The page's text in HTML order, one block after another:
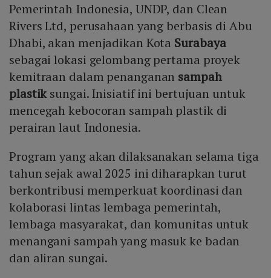
Pemerintah Indonesia, UNDP, dan Clean
Rivers Ltd, perusahaan yang berbasis di Abu
Dhabi, akan menjadikan Kota Surabaya
sebagai lokasi gelombang pertama proyek
kemitraan dalam penanganan sampah
plastiksungai. Inisiatif ini bertujuan untuk
mencegah kebocoran sampah plastik di
perairan laut Indonesia.
Program yang akan dilaksanakan selama tiga
tahun sejak awal 2025 ini diharapkan turut
berkontribusi memperkuat koordinasi dan
kolaborasi lintas lembaga pemerintah,
lembaga masyarakat, dan komunitas untuk
menangani sampah yang masuk ke badan
dan aliran sungai.